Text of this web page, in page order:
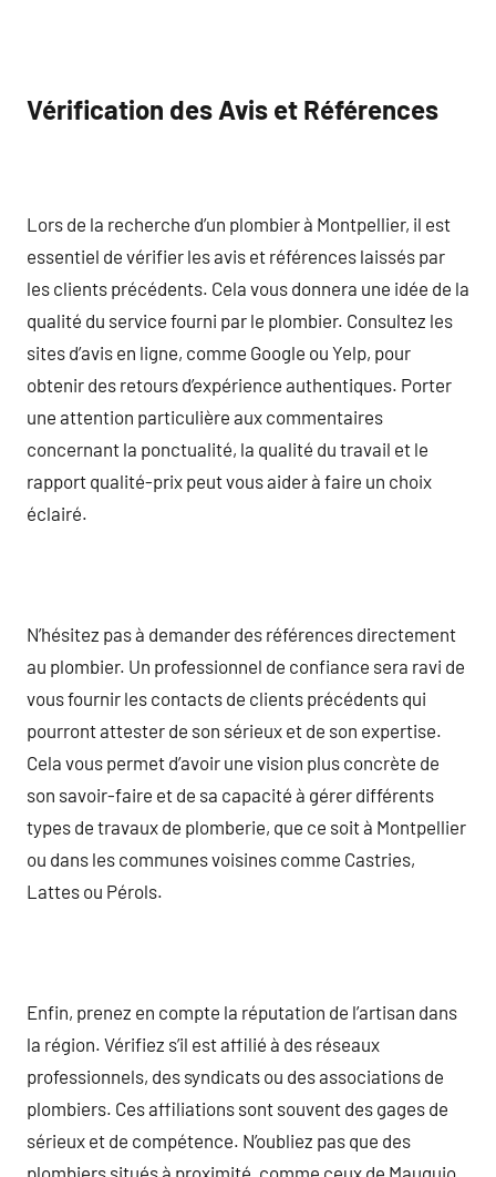
Vérification des Avis et Références
Lors de la recherche d’un plombier à Montpellier, il est
essentiel de vérifier les avis et références laissés par
les clients précédents. Cela vous donnera une idée de la
qualité du service fourni par le plombier. Consultez les
sites d’avis en ligne, comme Google ou Yelp, pour
obtenir des retours d’expérience authentiques. Porter
une attention particulière aux commentaires
concernant la ponctualité, la qualité du travail et le
rapport qualité-prix peut vous aider à faire un choix
éclairé.
N’hésitez pas à demander des références directement
au plombier. Un professionnel de confiance sera ravi de
vous fournir les contacts de clients précédents qui
pourront attester de son sérieux et de son expertise.
Cela vous permet d’avoir une vision plus concrète de
son savoir-faire et de sa capacité à gérer différents
types de travaux de plomberie, que ce soit à Montpellier
ou dans les communes voisines comme Castries,
Lattes ou Pérols.
Enfin, prenez en compte la réputation de l’artisan dans
la région. Vérifiez s’il est affilié à des réseaux
professionnels, des syndicats ou des associations de
plombiers. Ces affiliations sont souvent des gages de
sérieux et de compétence. N’oubliez pas que des
plombiers situés à proximité, comme ceux de Mauguio,